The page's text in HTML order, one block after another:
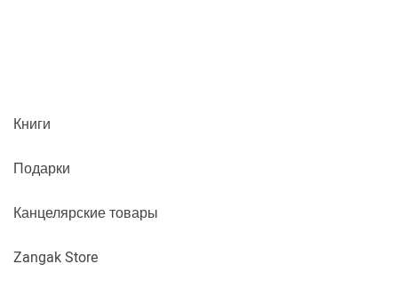
Книги
Подарки
Канцелярские товары
Zangak Store